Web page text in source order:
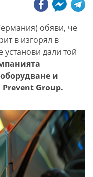
обяви, че
в изгорял в
установи дали той
и
Prevent Group.